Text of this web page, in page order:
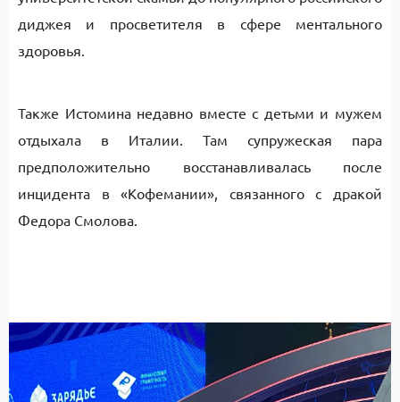
диджея и просветителя в сфере ментального
здоровья.
Также Истомина недавно вместе с детьми и мужем
отдыхала в Италии. Там супружеская пара
предположительно восстанавливалась после
инцидента в «Кофемании», связанного с дракой
Федора Смолова.